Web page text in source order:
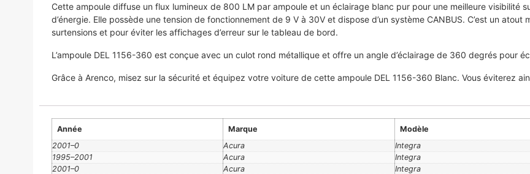
Cette ampoule diffuse un flux lumineux de 800 LM par ampoule et un éclairage blanc pur pour une meilleure visibilité
d’énergie. Elle possède une tension de fonctionnement de 9 V à 30V et dispose d’un système CANBUS. C’est un
surtensions et pour éviter les affichages d’erreur sur le tableau de bord.
L’ampoule DEL 1156-360 est conçue avec un culot rond métallique et offre un angle d’éclairage de 360 degrés pour
Grâce à Arenco, misez sur la sécurité et équipez votre voiture de cette ampoule DEL 1156-360 Blanc. Vous éviterez
Année Marque Modèle
2001–0
Acura Integra
1995–2001
Acura Integra
2001–0
Acura Integra